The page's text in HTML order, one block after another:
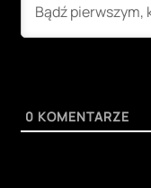
0 KOMENTARZE